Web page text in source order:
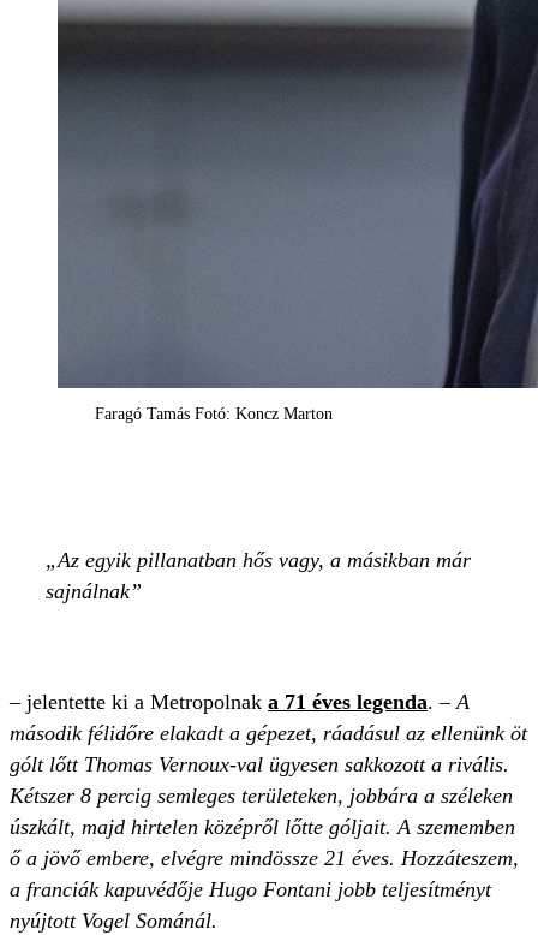
Faragó Tamás Fotó: Koncz Marton
Az egyik pillanatban hős vagy, a másikban már
sajnálnak
– jelentette ki a Metropolnak a 71 éves legenda. –A
második félidőre elakadt a gépezet, ráadásul az ellenünk öt
gólt lőtt Thomas Vernoux-val ügyesen sakkozott a rivális.
Kétszer 8 percig semleges területeken, jobbára a széleken
úszkált, majd hirtelen középről lőtte góljait. A szememben
ő a jövő embere, elvégre mindössze 21 éves. Hozzáteszem,
a franciák kapuvédője Hugo Fontani jobb teljesítményt
nyújtott Vogel Sománál.